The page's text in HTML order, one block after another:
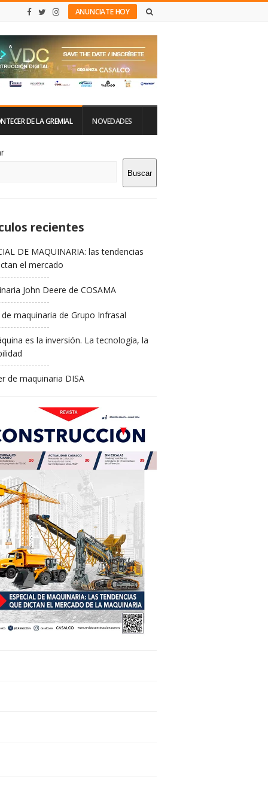
ANUNCIATE HOY
DE LA GREMIAL NOVEDADES
Buscar
recientes
DE MAQUINARIA: las tendencias
el mercado
John Deere de COSAMA
maquinaria de Grupo Infrasal
es la inversión. La tecnología, la
de maquinaria DISA